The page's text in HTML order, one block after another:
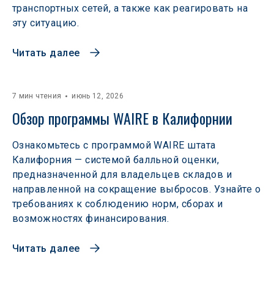
транспортных сетей, а также как реагировать на
эту ситуацию.
Читать далее
7 мин чтения июнь 12, 2026
Обзор программы WAIRE в Калифорнии
Ознакомьтесь с программой WAIRE штата
Калифорния — системой балльной оценки,
предназначенной для владельцев складов и
направленной на сокращение выбросов. Узнайте о
требованиях к соблюдению норм, сборах и
возможностях финансирования.
Читать далее